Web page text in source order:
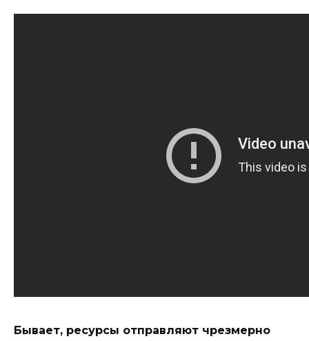
Бывает, ресурсы отправляют чрезмерно